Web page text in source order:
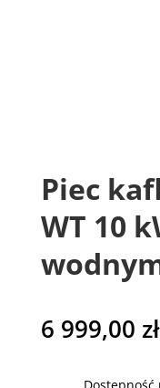
Piec
WT 10
6 999,00 zł